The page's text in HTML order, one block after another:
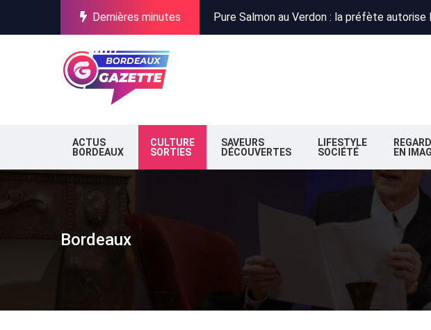
Dernières minutes
Incendies en Gironde : Obispo, Zazie et
Stationnement à Bordeaux : la nouvelle
ACTUS
BORDEAUX
CULTURE
SORTIES
SAVEURS
DÉCOUVERTES
LIFESTYLE
SOCIÉTÉ
EN
Bordeaux